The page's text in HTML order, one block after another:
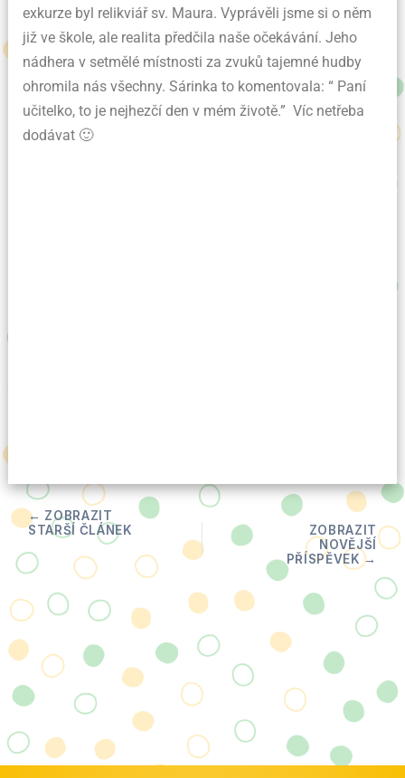
exkurze byl relikviář sv. Maura. Vyprávěli jsme si o něm
již ve škole, ale realita předčila naše očekávání. Jeho
nádhera v setmělé místnosti za zvuků tajemné hudby
ohromila nás všechny. Sárinka to komentovala: “ Paní
učitelko, to je nejhezčí den v mém životě.” Víc netřeba
dodávat 🙂